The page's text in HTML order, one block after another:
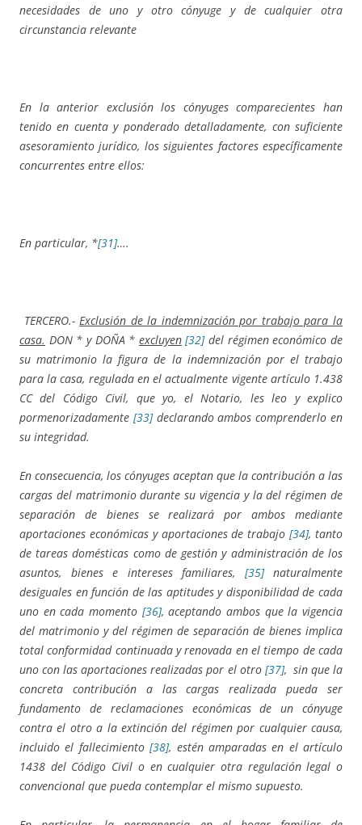
necesidades de uno y otro cónyuge y de cualquier otra
circunstancia relevante
En la anterior exclusión los cónyuges comparecientes han
tenido en cuenta y ponderado detalladamente, con suficiente
asesoramiento jurídico, los siguientes factores específicamente
concurrentes entre ellos:
En particular, *[31]….
TERCERO.-Exclusión de la indemnización por trabajo para la
casa. DON * y DOÑA * excluyen [32] del régimen económico de
su matrimonio la figura de la indemnización por el trabajo
para la casa, regulada en el actualmente vigente artículo 1.438
CC del Código Civil, que yo, el Notario, les leo y explico
pormenorizadamente [33]declarando ambos comprenderlo en
su integridad.
En consecuencia, los cónyuges aceptan que la contribución a las
cargas del matrimonio durante su vigencia y la del régimen de
separación de bienes se realizará por ambos mediante
aportaciones económicas y aportaciones de trabajo[34], tanto
de tareas domésticas como de gestión y administración de los
asuntos, bienes e intereses familiares,
[35]naturalmente
desiguales en función de las aptitudes y disponibilidad de cada
uno en cada momento [36], aceptando ambos que la vigencia
del matrimonio y del régimen de separación de bienes implica
total conformidad continuada y renovada en el tiempo de cada
uno con las aportaciones realizadas por el otro [37], sin que la
concreta contribución a las cargas realizada pueda ser
fundamento de reclamaciones económicas de un cónyuge
contra el otro a la extinción del régimen por cualquier causa,
incluido el fallecimiento[38], estén amparadas en el artículo
1438 del Código Civil o en cualquier otra regulación legal o
convencional que pueda contemplar el mismo supuesto.